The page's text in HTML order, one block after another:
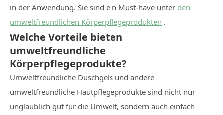
in der Anwendung. Sie sind ein Must-have unter den
umweltfreundlichen Körperpflegeprodukten .
Welche Vorteile bieten
umweltfreundliche
Körperpflegeprodukte?
Umweltfreundliche Duschgels und andere
umweltfreundliche Hautpflegeprodukte sind nicht nur
unglaublich gut für die Umwelt, sondern auch einfach